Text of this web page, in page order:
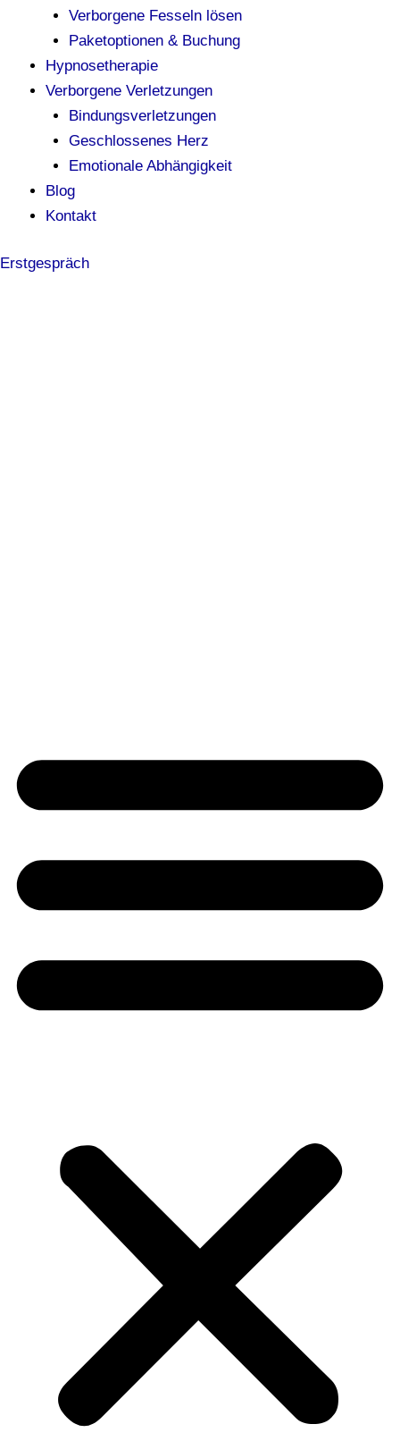
Verborgene Fesseln lösen
Paketoptionen & Buchung
Hypnosetherapie
Verborgene Verletzungen
Bindungsverletzungen
Geschlossenes Herz
Emotionale Abhängigkeit
Blog
Kontakt
Erstgespräch